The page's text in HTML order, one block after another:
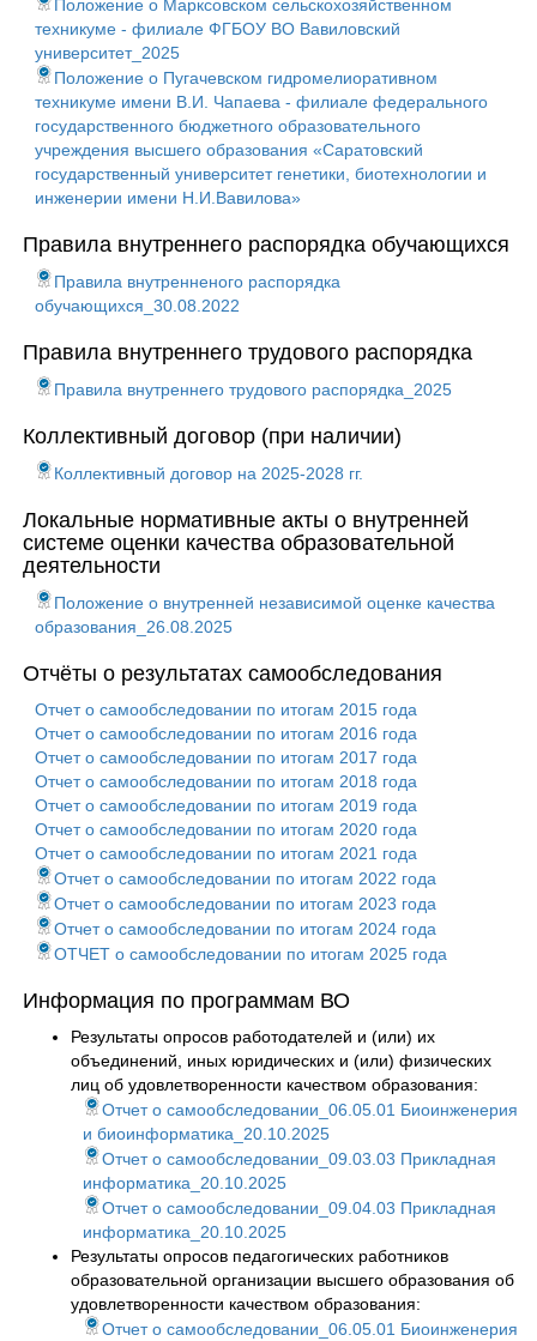
Положение о Марксовском сельскохозяйственном
техникуме - филиале ФГБОУ ВО Вавиловский
университет_2025
Положение о Пугачевском гидромелиоративном
техникуме имени В.И. Чапаева - филиале федерального
государственного бюджетного образовательного
учреждения высшего образования «Саратовский
государственный университет генетики, биотехнологии и
инженерии имени Н.И.Вавилова»
Правила внутреннего распорядка обучающихся
Правила внутренненого распорядка
обучающихся_30.08.2022
Правила внутреннего трудового распорядка
Правила внутреннего трудового распорядка_2025
Коллективный договор (при наличии)
Коллективный договор на 2025-2028 гг.
Локальные нормативные акты о внутренней
системе оценки качества образовательной
деятельности
Положение о внутренней независимой оценке качества
образования_26.08.2025
Отчёты о результатах самообследования
Отчет о самообследовании по итогам 2015 года
Отчет о самообследовании по итогам 2016 года
Отчет о самообследовании по итогам 2017 года
Отчет о самообследовании по итогам 2018 года
Отчет о самообследовании по итогам 2019 года
Отчет о самообследовании по итогам 2020 года
Отчет о самообследовании по итогам 2021 года
Отчет о самообследовании по итогам 2022 года
Отчет о самообследовании по итогам 2023 года
Отчет о самообследовании по итогам 2024 года
ОТЧЕТ о самообследовании по итогам 2025 года
Информация по программам ВО
Результаты опросов работодателей и (или) их
объединений, иных юридических и (или) физических
лиц об удовлетворенности качеством образования:
Отчет о самообследовании_06.05.01 Биоинженерия
и биоинформатика_20.10.2025
Отчет о самообследовании_09.03.03 Прикладная
информатика_20.10.2025
Отчет о самообследовании_09.04.03 Прикладная
информатика_20.10.2025
Результаты опросов педагогических работников
образовательной организации высшего образования об
удовлетворенности качеством образования:
Отчет о самообследовании_06.05.01 Биоинженерия